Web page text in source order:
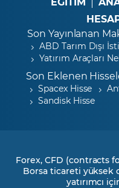
Son Yayınlanan
ABD Tarım Dışı
Yatırım Araçları
Son Eklenen
Spacex Hisse
Sandisk Hisse
Forex, CFD (contracts
Borsa ticareti yüksek
yatırımcı